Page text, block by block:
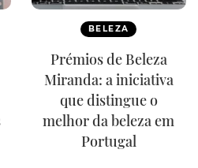
BELEZA
Prémios de Beleza
Miranda: a iniciativa
que distingue o
melhor da beleza em
Portugal